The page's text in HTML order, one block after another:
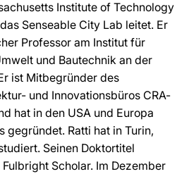
Institute of Technology
Senseable City Lab leitet. Er
Professor am Institut für
und Bautechnik an der
ist Mitbegründer des
und Innovationsbüros CRA-
hat in den USA und Europa
gegründet. Ratti hat in Turin,
Seinen Doktortitel
Scholar. Im Dezember